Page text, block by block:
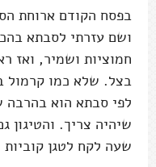
בפסח הקודם ארוחת
ושם עזרתי לסבתא
חמוציות ושמיר, ואז
בצל. שלא כמו קרמול
לפי סבתא הוא
שיהיה צריך. והטיגון
שעה לקח לטגן